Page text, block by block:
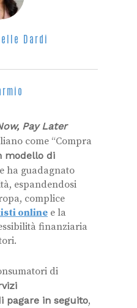
Dardi
Pay Later
come “Compra
modello di
ha guadagnato
espandendosi
complice
online e la
finanziaria
di
pagare in seguito,